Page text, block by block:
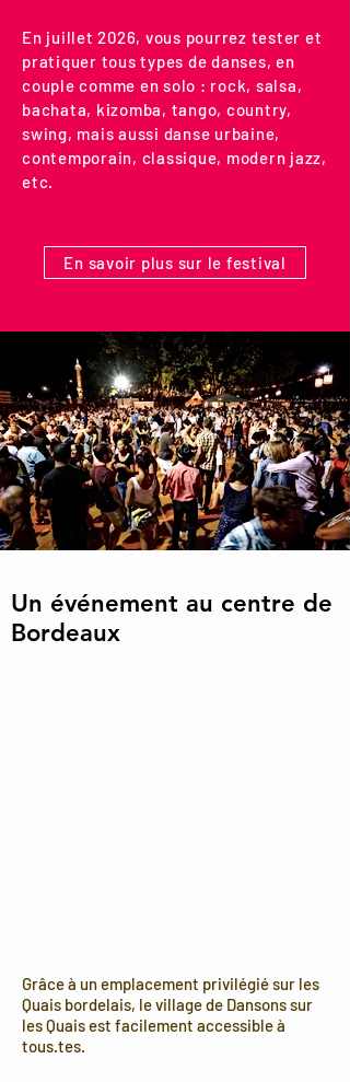
En juillet 2026, vous pourrez tester et
pratiquer tous types de danses, en
couple comme en solo : rock, salsa,
bachata, kizomba, tango, country,
swing, mais aussi danse urbaine,
contemporain, classique, modern jazz,
etc.
En savoir plus sur le festival
Un événement au centre de
Bordeaux
Grâce à un emplacement privilégié sur les
Quais bordelais, le village de Dansons sur
les Quais est facilement accessible à
tous.tes.